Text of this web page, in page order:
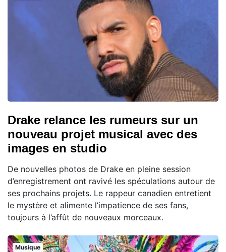
Drake relance les rumeurs sur un
nouveau projet musical avec des
images en studio
De nouvelles photos de Drake en pleine session
d’enregistrement ont ravivé les spéculations autour de
ses prochains projets. Le rappeur canadien entretient
le mystère et alimente l’impatience de ses fans,
toujours à l’affût de nouveaux morceaux.
Musique